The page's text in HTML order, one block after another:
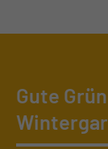
Gute